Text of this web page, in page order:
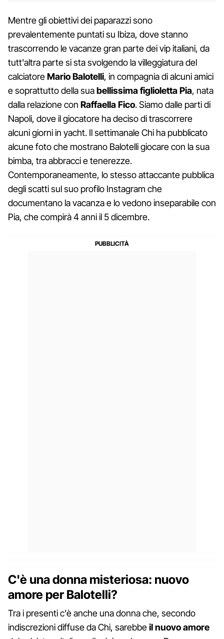
Mentre gli obiettivi dei paparazzi sono
prevalentemente puntati su Ibiza, dove stanno
trascorrendo le vacanze gran parte dei vip italiani, da
tutt'altra parte si sta svolgendo la villeggiatura del
calciatoreMario Balotelli, in compagnia di alcuni amici
e soprattutto della suabellissima figlioletta Pia, nata
dalla relazione con Raffaella Fico. Siamo dalle parti di
Napoli, dove il giocatore ha deciso di trascorrere
alcuni giorni in yacht. Il settimanale Chi ha pubblicato
alcune foto che mostrano Balotelli giocare con la sua
bimba, tra abbracci e tenerezze.
Contemporaneamente, lo stesso attaccante pubblica
degli scatti sul suo profilo Instagram che
documentano la vacanza e lo vedono inseparabile con
Pia, che compirà 4 anni il 5 dicembre.
C'è una donna misteriosa: nuovo
amore per Balotelli?
Tra i presenti c'è anche una donna che, secondo
indiscrezioni diffuse da Chi, sarebbeil nuovo amore